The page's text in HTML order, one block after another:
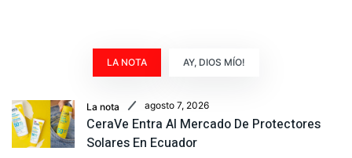
LA NOTA AY, DIOS MÍO!
La nota agosto 7, 2026
CeraVe Entra Al Mercado De Protectores
Solares En Ecuador